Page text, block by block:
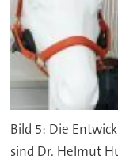
Bild 5: Die
sind Dr. Helmut